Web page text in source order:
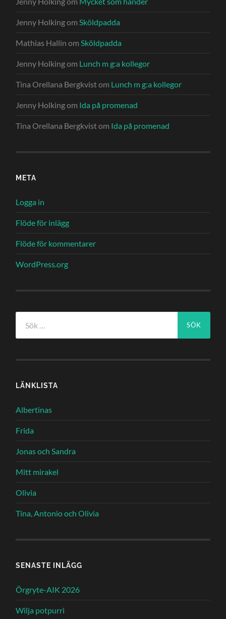
Jenny HolkingomSköldpadda
Mathias Hallin omSköldpadda
Jenny Holkingom Lunch m g:a kollegor
Tina Orellana Bergkvistom Lunch m g:a kollegor
Jenny Holkingom Ida på promenad
Tina Orellana Bergkvistom Ida på promenad
META
Logga in
Flöde för inlägg
Flöde för kommentarer
WordPress.org
efter:
LÄNKLISTA
Albertinas
Frida
Jonas och Sandra
Mitt mirakel
Olivia
Tina, Antonio och Olivia
SENASTE INLÄGG
Örgryte-AIK 2026
Wilja potpurri